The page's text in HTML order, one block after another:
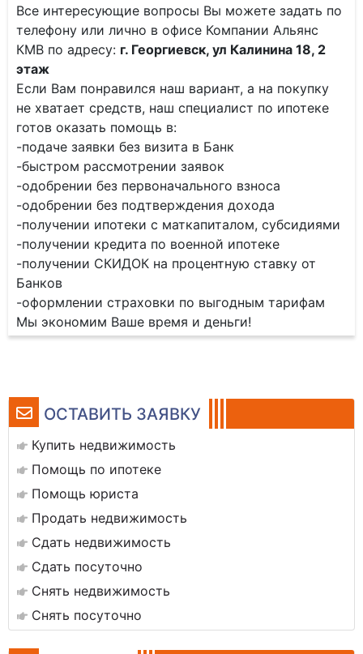
ОСТАВИТЬ ЗАЯВКУ
Купить недвижимость
Помощь по ипотеке
Помощь юриста
Продать недвижимость
Сдать недвижимость
Сдать посуточно
Снять недвижимость
Снять посуточно
Все интересующие вопросы Вы можете задать по
телефону или лично в офисе Компании Альянс
КМВ по адресу: г. Георгиевск, ул Калинина 18, 2
этаж
Если Вам понравился наш вариант, а на покупку
не хватает средств, наш специалист по ипотеке
готов оказать помощь в:
-подаче заявки без визита в Банк
-быстром рассмотрении заявок
-одобрении без первоначального взноса
-одобрении без подтверждения дохода
-получении ипотеки с маткапиталом, субсидиями
-получении кредита по военной ипотеке
-получении СКИДОК на процентную ставку от
Банков
-оформлении страховки по выгодным тарифам
Мы экономим Ваше время и деньги!